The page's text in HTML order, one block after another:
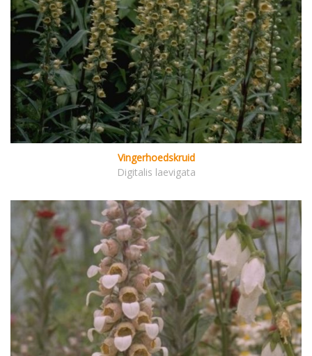
Vingerhoedskruid
Digitalis laevigata